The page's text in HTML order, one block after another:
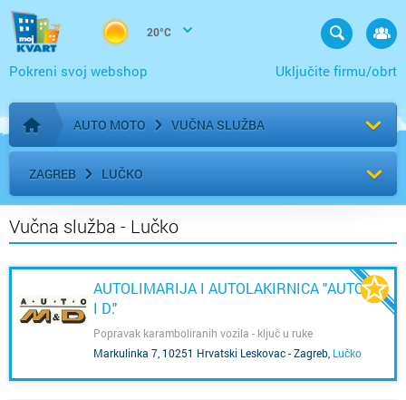
20°C
Uključite firmu/obrt
Pokreni svoj webshop
Početna stranica
AUTO MOTO VUČNA SLUŽBA
ZAGREB LUČKO
Vučna služba - Lučko
AUTOLIMARIJA I AUTOLAKIRNICA "AUTO M.
I D."
Popravak karamboliranih vozila - ključ u ruke
Markulinka 7, 10251 Hrvatski Leskovac - Zagreb Lučko